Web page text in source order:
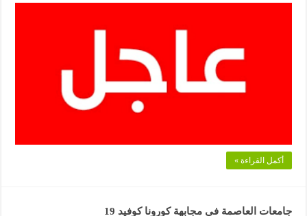
أكمل القراءة »
جامعات العاصمة في مجابهة كورونا كوفيد 19